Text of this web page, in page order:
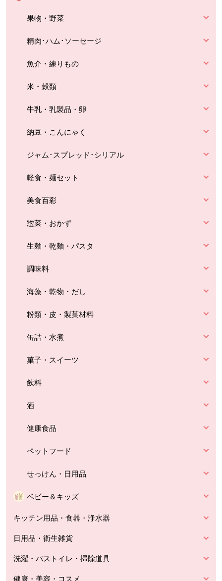
果物・野菜
精肉･ハム･ソーセージ
魚介・練りもの
米・穀類
牛乳・乳製品・卵
納豆・こんにゃく
ジャム･スプレッド･シリアル
軽食・麺セット
美食百彩
惣菜・おかず
生麺・乾麺・パスタ
調味料
海藻・乾物・だし
粉類・皮・製菓材料
缶詰・水煮
菓子・スイーツ
飲料
酒
健康食品
ペットフード
せっけん・日用品
ベビー＆キッズ
キッチン用品・食器・浄水器
日用品・衛生雑貨
洗濯・バストイレ・掃除道具
健康・美容・コスメ